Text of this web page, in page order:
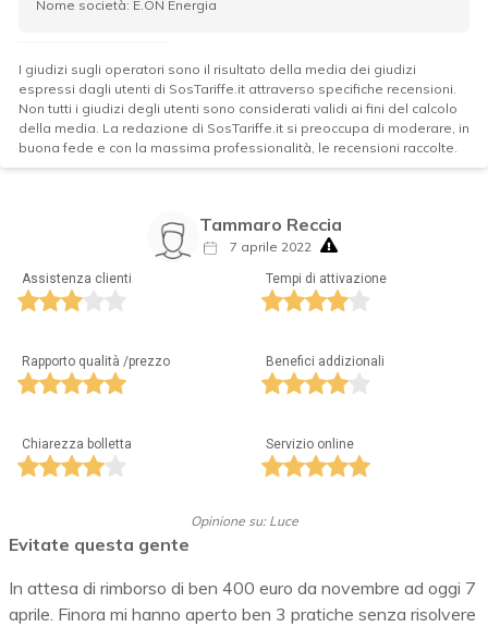
Nome società: E.ON Energia
I giudizi sugli operatori sono il risultato della media dei giudizi
espressi dagli utenti di SosTariffe.it attraverso specifiche recensioni.
Non tutti i giudizi degli utenti sono considerati validi ai fini del calcolo
della media. La redazione di SosTariffe.it si preoccupa di moderare, in
buona fede e con la massima professionalità, le recensioni raccolte.
Tammaro Reccia
7 aprile 2022
Assistenza clienti Tempi di attivazione
Rapporto qualità /prezzo Benefici addizionali
Chiarezza bolletta Servizio online
Opinione su: Luce
Evitate questa gente
In attesa di rimborso di ben 400 euro da novembre ad oggi 7
aprile. Finora mi hanno aperto ben 3 pratiche senza risolvere